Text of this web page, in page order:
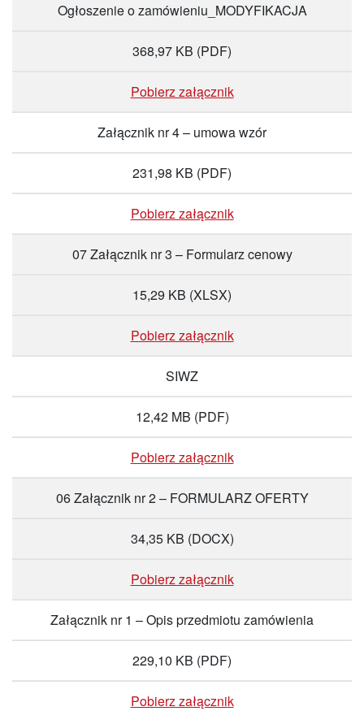
Ogłoszenie o zamówieniu_MODYFIKACJA
368,97 KB (PDF)
Pobierz załącznik
Załącznik nr 4 – umowa wzór
231,98 KB (PDF)
Pobierz załącznik
07 Załącznik nr 3 – Formularz cenowy
15,29 KB (XLSX)
Pobierz załącznik
SIWZ
12,42 MB (PDF)
Pobierz załącznik
06 Załącznik nr 2 – FORMULARZ OFERTY
34,35 KB (DOCX)
Pobierz załącznik
Załącznik nr 1 – Opis przedmiotu zamówienia
229,10 KB (PDF)
Pobierz załącznik